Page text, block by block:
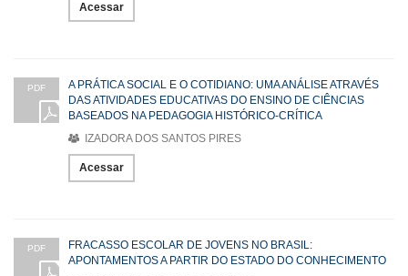
Acessar
PDF
A PRÁTICA SOCIAL E O COTIDIANO: UMA ANÁLISE ATRAVÉS
DAS ATIVIDADES EDUCATIVAS DO ENSINO DE CIÊNCIAS
BASEADOS NA PEDAGOGIA HISTÓRICO-CRÍTICA
IZADORA DOS SANTOS PIRES
Acessar
PDF
FRACASSO ESCOLAR DE JOVENS NO BRASIL:
APONTAMENTOS A PARTIR DO ESTADO DO CONHECIMENTO